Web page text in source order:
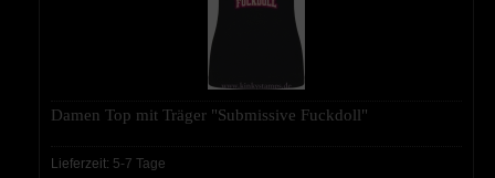
Damen Top mit Träger "Submissive Fuckdoll"
Lieferzeit: 5-7 Tage